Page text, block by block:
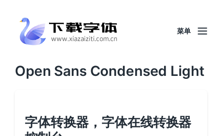
菜单
Open Sans Condensed Light
字体转换器，字体在线转换器